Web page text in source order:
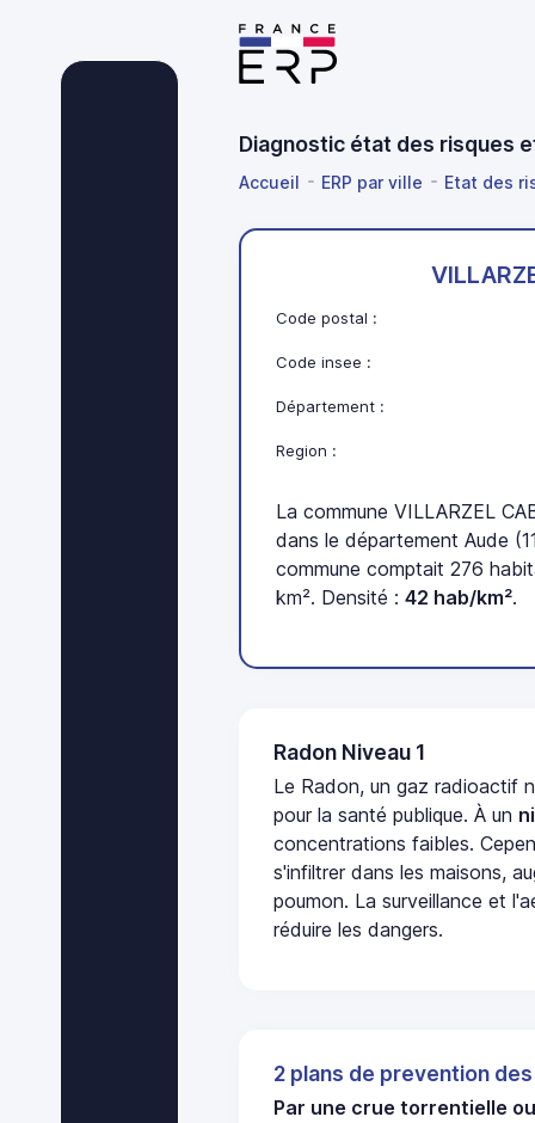
Diagnostic état des risques et
Accueil ERP par ville Etat des
Code postal :
Code insee :
Département :
Region :
La commune VILLARZEL
dans le département Aude
commune comptait 276
km². Densité :42 hab/km².
Radon Niveau 1
Le Radon, un gaz radioactif
pour la santé publique. À un
concentrations faibles.
s'infiltrer dans les maisons,
poumon. La surveillance et
réduire les dangers.
2 plans de prevention
Par une crue torrentielle